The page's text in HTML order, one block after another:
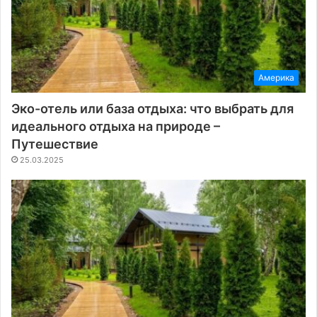
Америка
Эко-отель или база отдыха: что выбрать для
идеального отдыха на природе –
Путешествие
25.03.2025